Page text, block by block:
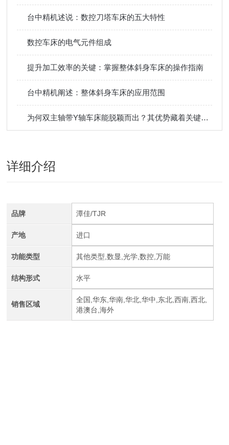
台中精机述说：数控刀塔车床的五大特性
数控车床的电气元件组成
提升加工效率的关键：掌握整体斜身车床的操作指南
台中精机阐述：整体斜身车床的应用范围
为何双主轴带Y轴车床能脱颖而出？其优势藏着关键答案
详细介绍
品牌 潭佳/TJR
产地 进口
功能类型 其他类型,数显,光学,数控,万能
结构形式 水平
销售区域
全国,华东,华南,华北,华中,东北,西南,西北,
港澳台,海外